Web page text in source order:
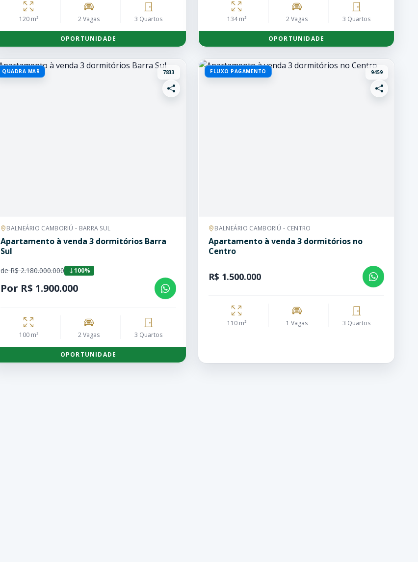
120 m² 2 Vagas 3 Quartos
OPORTUNIDADE
134 m² 2 Vagas 3 Quartos
OPORTUNIDADE
QUADRA MAR 7833
BALNEÁRIO CAMBORIÚ - BARRA SUL
Apartamento à venda 3 dormitórios Barra
Sul
de R$ 2.180.000.000 100%
Por R$ 1.900.000
100 m² 2 Vagas 3 Quartos
OPORTUNIDADE
FLUXO PAGAMENTO 9459
BALNEÁRIO CAMBORIÚ - CENTRO
Apartamento à venda 3 dormitórios no
Centro
R$ 1.500.000
110 m² 1 Vagas 3 Quartos